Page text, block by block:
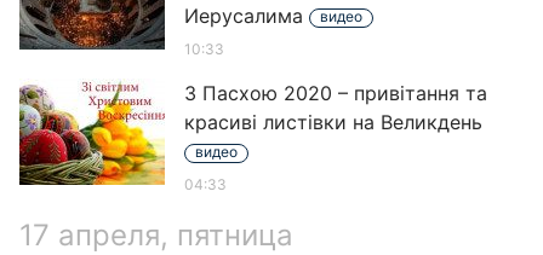
Иерусалима
видео
10:33
З Пасхою 2020 – привітання та
красиві листівки на Великдень
видео
04:33
17 апреля, пятница